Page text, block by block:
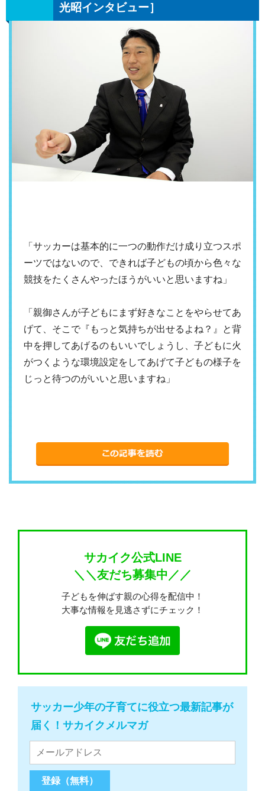
光昭インタビュー］
「サッカーは基本的に一つの動作だけ成り立つスポ
ーツではないので、できれば子どもの頃から色々な
競技をたくさんやったほうがいいと思いますね」
「親御さんが子どもにまず好きなことをやらせてあ
げて、そこで『もっと気持ちが出せるよね？』と背
中を押してあげるのもいいでしょうし、子どもに火
がつくような環境設定をしてあげて子どもの様子を
じっと待つのがいいと思いますね」
サカイク公式LINE
＼＼友だち募集中／／
子どもを伸ばす親の心得を配信中！
大事な情報を見逃さずにチェック！
サッカー少年の子育てに役立つ最新記事が
届く！サカイクメルマガ